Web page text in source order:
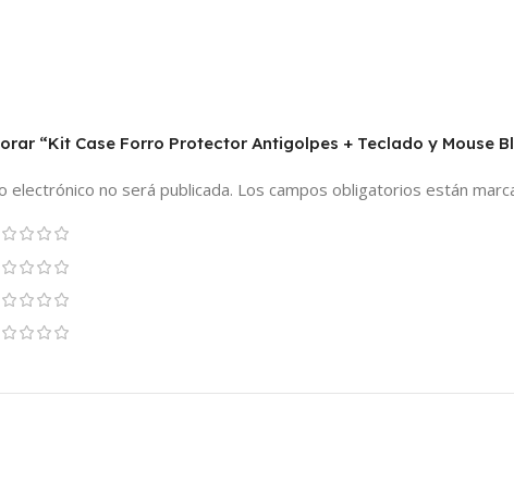
“Kit Case Forro Protector Antigolpes + Teclado y Mouse
electrónico no será publicada. Los campos obligatorios están